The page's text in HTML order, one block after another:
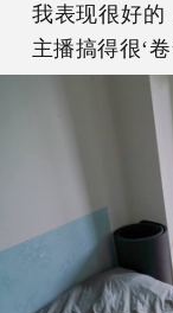
我表现很好的
主播搞得很‘